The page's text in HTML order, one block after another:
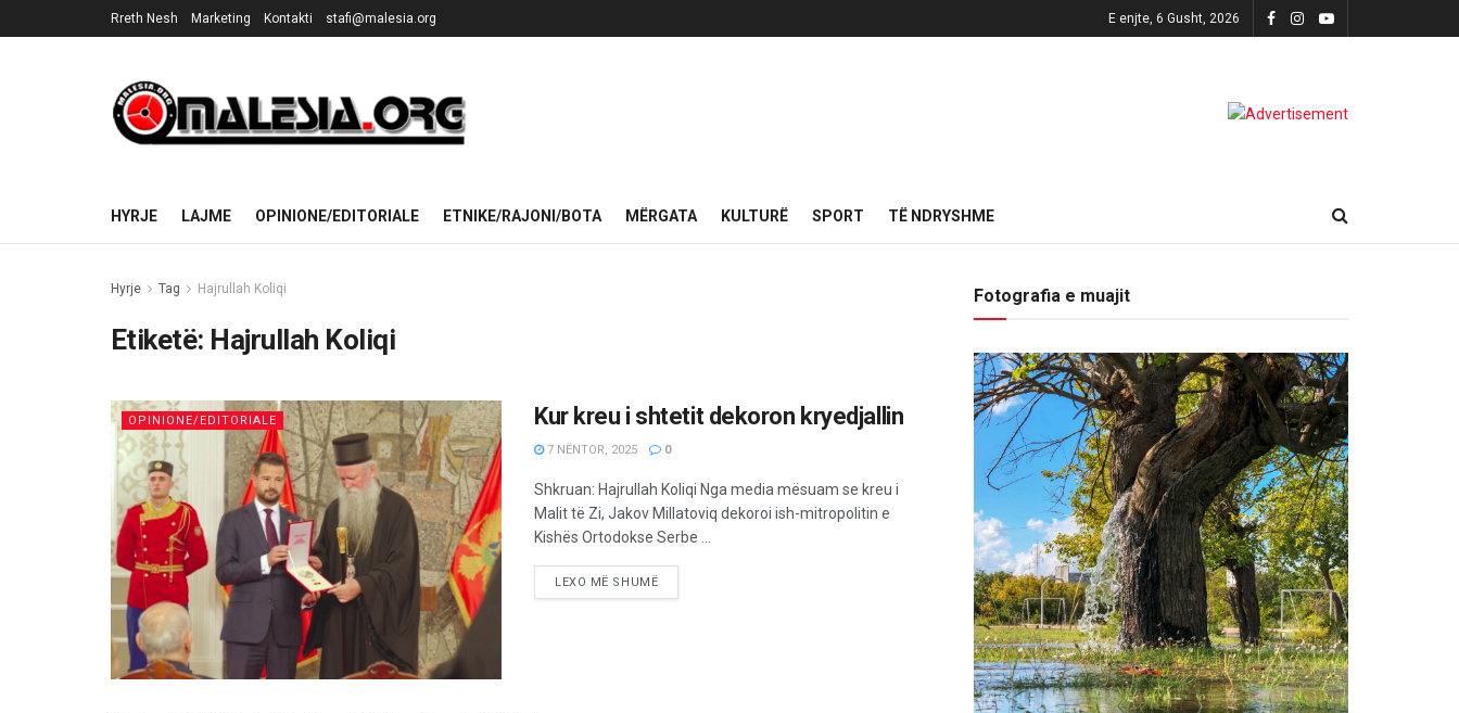
Rreth Nesh Marketing Kontakti stafi@malesia.org E enjte, 6 Gusht, 2026
HYRJE LAJME OPINIONE/EDITORIALE ETNIKE/RAJONI/BOTA MËRGATA KULTURË SPORT TË NDRYSHME
Hyrje Tag Hajrullah Koliqi
Etiketë: Hajrullah Koliqi
OPINIONE/EDITORIALE Kur kreu i shtetit dekoron kryedjallin
7 NËNTOR, 2025 0
Shkruan: Hajrullah Koliqi Nga media mësuam se kreu i
Malit të Zi, Jakov Millatoviq dekoroi ish-mitropolitin e
Kishës Ortodokse Serbe ...
LEXO MË SHUMË
Fotografia e muajit